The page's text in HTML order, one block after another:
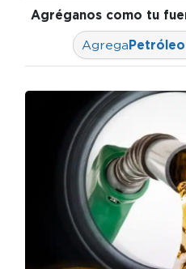
Agréganos como tu
Agrega